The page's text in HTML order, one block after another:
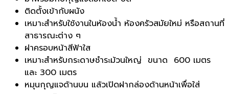
ติดตั้งเข้ากับผนัง
เหมาะสำหรับใช้งานในห้องน้ำ ห้องครัวสมัยใหม่ หรือสถานที่
สาธารณะต่าง ๆ
ฝาครอบหน้าสีฟ้าใส
เหมาะสำหรับกระดาษชำระม้วนใหญ่ ขนาด 600 เมตร
และ 300 เมตร
หมุนกุญแจด้านบน แล้วเปิดฝากล่องด้านหน้าเพื่อใส่